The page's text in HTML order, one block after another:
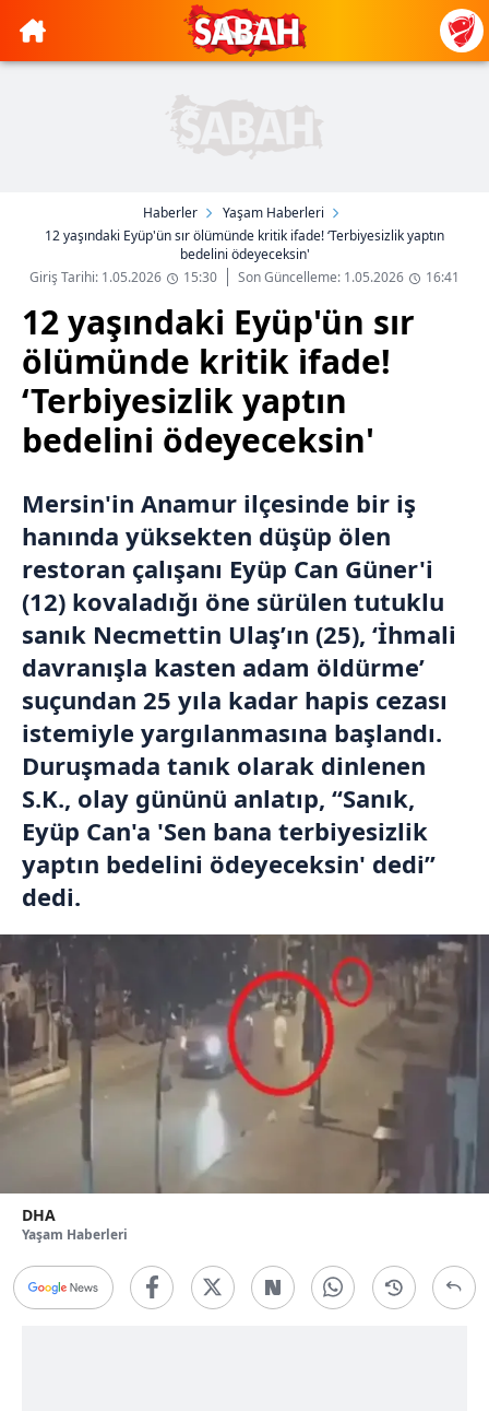
Haberler
Yaşam Haberleri
12 yaşındaki Eyüp'ün sır ölümünde kritik ifade! ‘Terbiyesizlik yaptın
bedelini ödeyeceksin'
Giriş Tarihi: 1.05.2026
15:30 Son Güncelleme: 1.05.2026 16:41
12 yaşındaki Eyüp'ün sır
ölümünde kritik ifade!
‘Terbiyesizlik yaptın
bedelini ödeyeceksin'
Mersin'in Anamur ilçesinde bir iş
hanında yüksekten düşüp ölen
restoran çalışanı Eyüp Can Güner'i
(12) kovaladığı öne sürülen tutuklu
sanık Necmettin Ulaş’ın (25), ‘İhmali
davranışla kasten adam öldürme’
suçundan 25 yıla kadar hapis cezası
istemiyle yargılanmasına başlandı.
Duruşmada tanık olarak dinlenen
S.K., olay gününü anlatıp, “Sanık,
Eyüp Can'a 'Sen bana terbiyesizlik
yaptın bedelini ödeyeceksin' dedi”
dedi.
DHA
Yaşam Haberleri